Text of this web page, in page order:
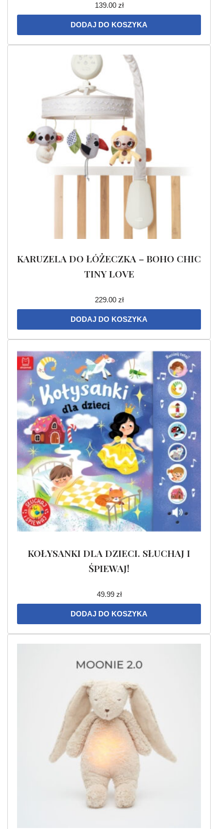
139.00 zł
DODAJ DO KOSZYKA
KARUZELA DO ŁÓŻECZKA – BOHO CHIC
TINY LOVE
229.00 zł
DODAJ DO KOSZYKA
KOŁYSANKI DLA DZIECI. SŁUCHAJ I
ŚPIEWAJ!
49.99 zł
DODAJ DO KOSZYKA